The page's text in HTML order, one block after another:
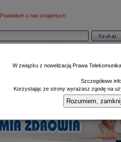
Powiadom o nas znajomych
Poczekalnia|
W związku z nowelizacją Prawa
Szczegółowe
Korzystając ze strony wyrażasz zgodę na
Rozumiem,